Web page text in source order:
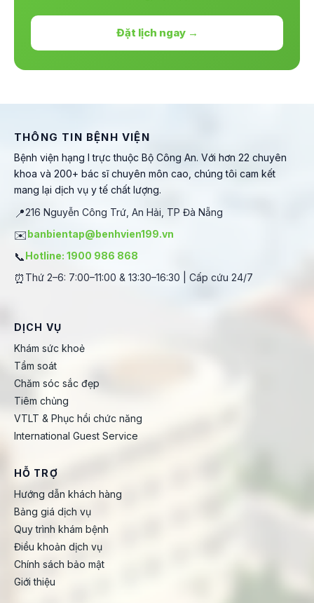
Đặt lịch ngay →
THÔNG TIN BỆNH VIỆN
Bệnh viện hạng I trực thuộc Bộ Công An. Với hơn 22 chuyên
khoa và 200+ bác sĩ chuyên môn cao, chúng tôi cam kết
mang lại dịch vụ y tế chất lượng.
📍216 Nguyễn Công Trứ, An Hải, TP Đà Nẵng
✉️banbientap@benhvien199.vn
📞Hotline: 1900 986 868
⏰ Thứ 2–6: 7:00–11:00 & 13:30–16:30 | Cấp cứu 24/7
DỊCH VỤ
Khám sức khoẻ
Tầm soát
Chăm sóc sắc đẹp
Tiêm chủng
VTLT & Phục hồi chức năng
International Guest Service
HỖ TRỢ
Hướng dẫn khách hàng
Bảng giá dịch vụ
Quy trình khám bệnh
Điều khoản dịch vụ
Chính sách bảo mật
Giới thiệu